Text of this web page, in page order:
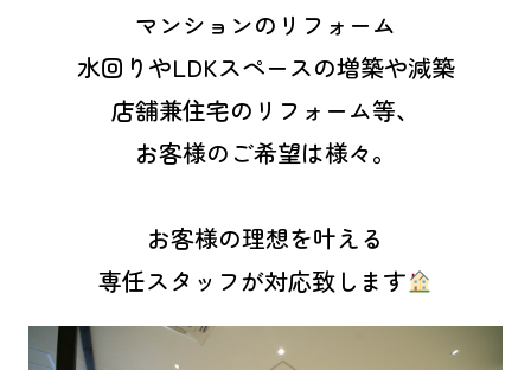
マンションのリフォーム
水回りやLDKスペースの増築や減築
店舗兼住宅のリフォーム等、
お客様のご希望は様々。
お客様の理想を叶える
専任スタッフが対応致します